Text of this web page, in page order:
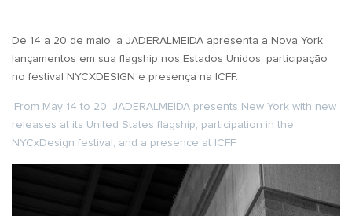
De 14 a 20 de maio, a JADERALMEIDA apresenta a Nova York
lançamentos em sua flagship nos Estados Unidos, participação
no festival NYCXDESIGN e presença na ICFF.
From May 14 to 20, JADERALMEIDA presents New York with new
releases at its United States flagship, participation in the
NYCxDesign festival, and a presence at ICFF.